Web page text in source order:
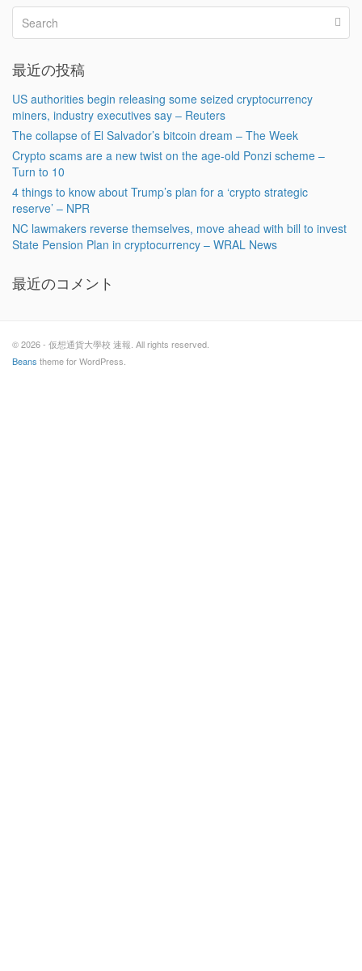
最近の投稿
US authorities begin releasing some seized cryptocurrency
miners, industry executives say – Reuters
The collapse of El Salvador’s bitcoin dream – The Week
Crypto scams are a new twist on the age-old Ponzi scheme –
Turn to 10
4 things to know about Trump’s plan for a ‘crypto strategic
reserve’ – NPR
NC lawmakers reverse themselves, move ahead with bill to invest
State Pension Plan in cryptocurrency – WRAL News
最近のコメント
© 2026 - 仮想通貨大學校 速報. All rights reserved.
Beans theme for WordPress.